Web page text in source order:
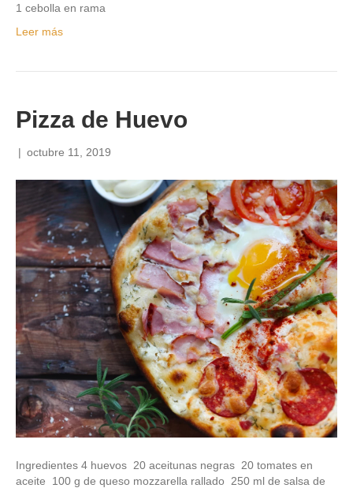
1 cebolla en rama
Leer más
Pizza de Huevo
| octubre 11, 2019
Ingredientes 4 huevos 20 aceitunas negras 20 tomates en
aceite 100 g de queso mozzarella rallado 250 ml de salsa de